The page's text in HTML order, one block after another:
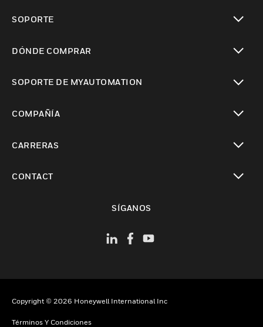
SOPORTE
DÓNDE COMPRAR
SOPORTE DE MYAUTOMATION
COMPAÑÍA
CARRERAS
CONTACT
SÍGANOS
Copyright © 2026 Honeywell International Inc
Términos Y Condiciones